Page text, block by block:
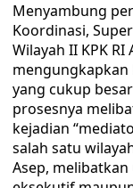
Menyambung
Koordinasi,
Wilayah II KPK
mengungkapkan
yang cukup
prosesnya
kejadian
salah satu
Asep,